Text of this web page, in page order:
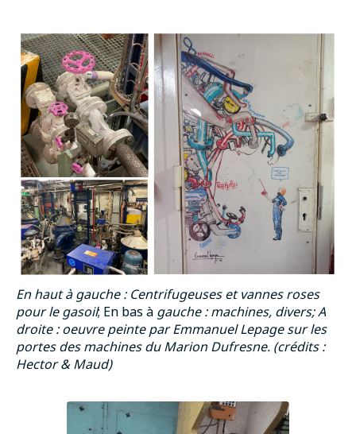
En haut à gauche : Centrifugeuses et vannes roses
pour le gasoil; En bas à gauche : machines, divers; A
droite : oeuvre peinte par Emmanuel Lepage sur les
portes des machines du Marion Dufresne. (crédits :
Hector & Maud)